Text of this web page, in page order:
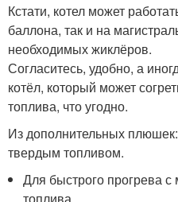
Кстати, котел может
баллона, так и на
необходимых жиклёров.
Согласитесь, удобно, а
котёл, который может
топлива, что угодно.
Из дополнительных
твердым топливом.
Для быстрого прогрева
топлива.